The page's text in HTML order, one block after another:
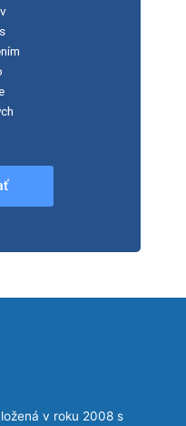
v roku 2008 s